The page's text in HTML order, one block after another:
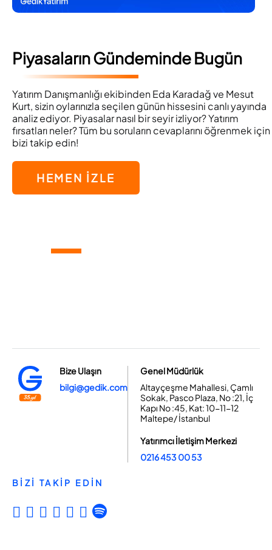
Piyasaların Gündeminde Bugün
Yatırım Danışmanlığı ekibinden Eda Karadağ ve Mesut
Kurt, sizin oylarınızla seçilen günün hissesini canlı yayında
analiz ediyor. Piyasalar nasıl bir seyir izliyor? Yatırım
fırsatları neler? Tüm bu soruların cevaplarını öğrenmek için
bizi takip edin!
HEMEN İZLE
Bize Ulaşın
bilgi@gedik.com
Genel Müdürlük
Altayçeşme Mahallesi, Çamlı
Sokak, Pasco Plaza, No :21, İç
Kapı No :45, Kat: 10-11-12
Maltepe/ İstanbul
Yatırımcı İletişim Merkezi
0216 453 00 53
BİZİ TAKİP EDİN